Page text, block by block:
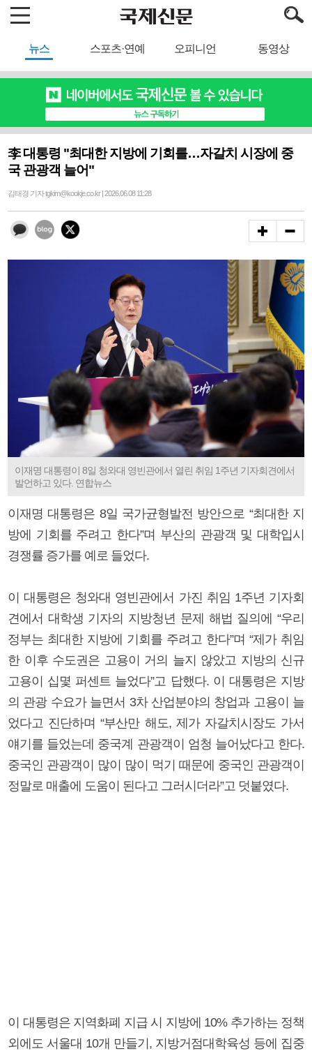
뉴스 스포츠·연예 오피니언 동영상
李 대통령 "최대한 지방에 기회를…자갈치 시장에 중
국 관광객 늘어"
김태경 기자 tgkim@kookje.co.kr | 2026.06.08 11:28
이재명 대통령이 8일 청와대 영빈관에서 열린 취임 1주년 기자회견에서
발언하고 있다. 연합뉴스
이재명 대통령은 8일 국가균형발전 방안으로 “최대한 지
방에 기회를 주려고 한다”며 부산의 관광객 및 대학입시
경쟁률 증가를 예로 들었다.
이 대통령은 청와대 영빈관에서 가진 취임 1주년 기자회
견에서 대학생 기자의 지방청년 문제 해법 질의에 “우리
정부는 최대한 지방에 기회를 주려고 한다”며 “제가 취임
한 이후 수도권은 고용이 거의 늘지 않았고 지방의 신규
고용이 십몇 퍼센트 늘었다”고 답했다. 이 대통령은 지방
의 관광 수요가 늘면서 3차 산업분야의 창업과 고용이 늘
었다고 진단하며 “부산만 해도, 제가 자갈치시장도 가서
얘기를 들었는데 중국계 관광객이 엄청 늘어났다고 한다.
중국인 관광객이 많이 많이 먹기 때문에 중국인 관광객이
정말로 매출에 도움이 된다고 그러시더라”고 덧붙였다.
이 대통령은 지역화폐 지급 시 지방에 10% 추가하는 정책
외에도 서울대 10개 만들기, 지방거점대학육성 등에 집중